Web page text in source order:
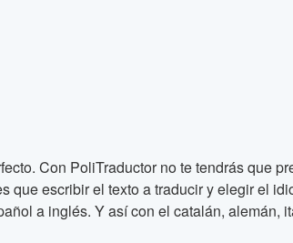
Con PoliTraductor no te tendrás que
que escribir el texto a traducir y elegir el
a inglés. Y así con el catalán, alemán,